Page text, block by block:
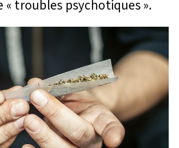
« troubles psychotiques».